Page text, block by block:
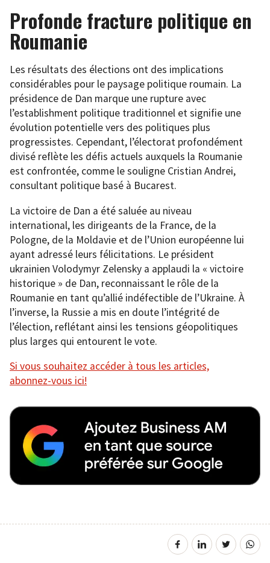
Profonde fracture politique en
Roumanie
Les résultats des élections ont des implications
considérables pour le paysage politique roumain. La
présidence de Dan marque une rupture avec
l’establishment politique traditionnel et signifie une
évolution potentielle vers des politiques plus
progressistes. Cependant, l’électorat profondément
divisé reflète les défis actuels auxquels la Roumanie
est confrontée, comme le souligne Cristian Andrei,
consultant politique basé à Bucarest.
La victoire de Dan a été saluée au niveau
international, les dirigeants de la France, de la
Pologne, de la Moldavie et de l’Union européenne lui
ayant adressé leurs félicitations. Le président
ukrainien Volodymyr Zelensky a applaudi la « victoire
historique » de Dan, reconnaissant le rôle de la
Roumanie en tant qu’allié indéfectible de l’Ukraine. À
l’inverse, la Russie a mis en doute l’intégrité de
l’élection, reflétant ainsi les tensions géopolitiques
plus larges qui entourent le vote.
Si vous souhaitez accéder à tous les articles,
abonnez-vous ici!